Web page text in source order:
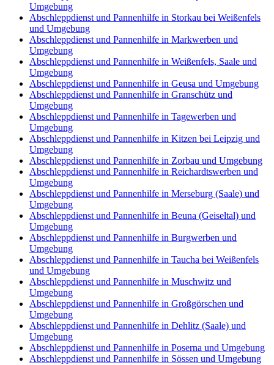
Umgebung
Abschleppdienst und Pannenhilfe in Storkau bei Weißenfels
und Umgebung
Abschleppdienst und Pannenhilfe in Markwerben und
Umgebung
Abschleppdienst und Pannenhilfe in Weißenfels, Saale und
Umgebung
Abschleppdienst und Pannenhilfe in Geusa und Umgebung
Abschleppdienst und Pannenhilfe in Granschütz und
Umgebung
Abschleppdienst und Pannenhilfe in Tagewerben und
Umgebung
Abschleppdienst und Pannenhilfe in Kitzen bei Leipzig und
Umgebung
Abschleppdienst und Pannenhilfe in Zorbau und Umgebung
Abschleppdienst und Pannenhilfe in Reichardtswerben und
Umgebung
Abschleppdienst und Pannenhilfe in Merseburg (Saale) und
Umgebung
Abschleppdienst und Pannenhilfe in Beuna (Geiseltal) und
Umgebung
Abschleppdienst und Pannenhilfe in Burgwerben und
Umgebung
Abschleppdienst und Pannenhilfe in Taucha bei Weißenfels
und Umgebung
Abschleppdienst und Pannenhilfe in Muschwitz und
Umgebung
Abschleppdienst und Pannenhilfe in Großgörschen und
Umgebung
Abschleppdienst und Pannenhilfe in Dehlitz (Saale) und
Umgebung
Abschleppdienst und Pannenhilfe in Poserna und Umgebung
Abschleppdienst und Pannenhilfe in Sössen und Umgebung